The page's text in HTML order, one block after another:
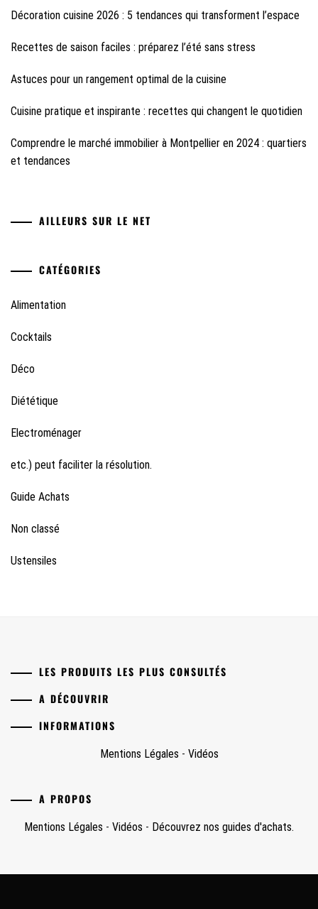
Décoration cuisine 2026 : 5 tendances qui transforment l’espace
Recettes de saison faciles : préparez l’été sans stress
Astuces pour un rangement optimal de la cuisine
Cuisine pratique et inspirante : recettes qui changent le quotidien
Comprendre le marché immobilier à Montpellier en 2024 : quartiers
et tendances
AILLEURS SUR LE NET
CATÉGORIES
Alimentation
Cocktails
Déco
Diététique
Electroménager
etc.) peut faciliter la résolution.
Guide Achats
Non classé
Ustensiles
LES PRODUITS LES PLUS CONSULTÉS
A DÉCOUVRIR
INFORMATIONS
Mentions Légales - Vidéos
A PROPOS
Mentions Légales - Vidéos - Découvrez nos guides d'achats.